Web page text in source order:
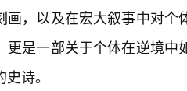
画，以及在宏大叙事中对
更是一部关于个体在逆境
诗。